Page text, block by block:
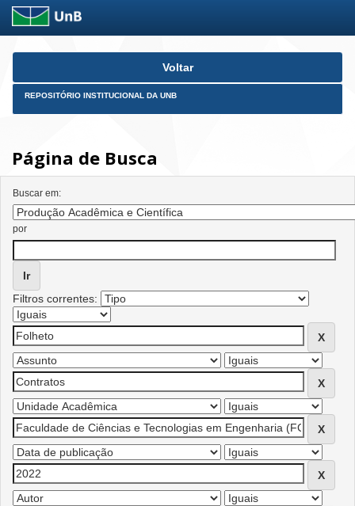
Skip
Voltar
REPOSITÓRIO INSTITUCIONAL DA UNB
Página de Busca
Buscar em:
por
Filtros correntes: